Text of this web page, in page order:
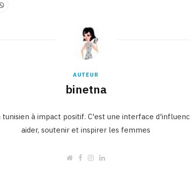
AUTEUR
binetna
à impact positif. C'est une interface
aider, soutenir et inspirer les femmes
W
F
I
L